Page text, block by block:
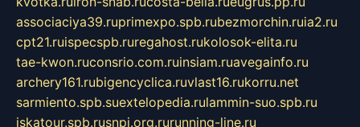
associaciya39.ruprimexpo.spb.rubezmorchin.ruia2.ru
cpt21.ruispecspb.ruregahost.rukolosok-elita.ru
tae-kwon.ruconsrio.com.ruinsiam.ruavegainfo.ru
archery161.rubigencyclica.ruvlast16.rukorru.net
sarmiento.spb.suextelopedia.rulammin-suo.spb.ru
iskatour.spb.rusnpi.org.rurunning-line.ru